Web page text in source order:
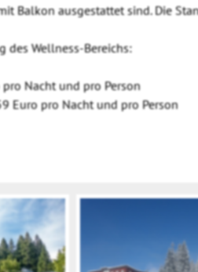
Balkon ausgestattet sind. Die
des Wellness-Bereichs:
Nacht und pro Person
Euro pro Nacht und pro Person